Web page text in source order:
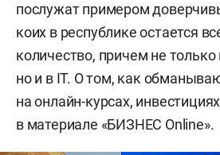
послужат примером
коих в республике остается
количество, причем не
но и в IT. О том, как
на онлайн-курсах,
в материале «БИЗНЕС Online».